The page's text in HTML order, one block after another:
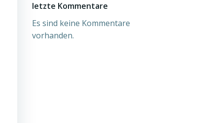
letzte Kommentare
Es sind keine Kommentare
vorhanden.